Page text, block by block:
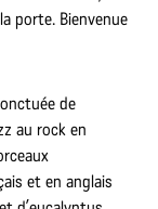
porte. Bienvenue
de
au rock en
et en anglais